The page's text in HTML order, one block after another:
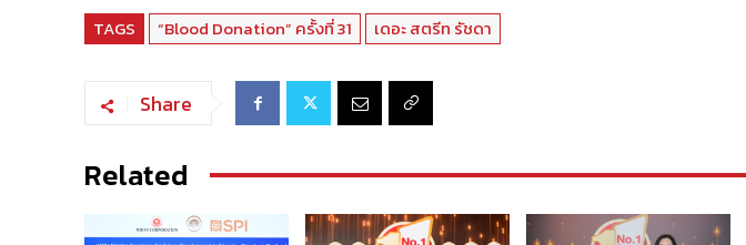
TAGS “Blood Donation” ครั้งที่ 31 เดอะ สตรีท รัชดา
Share
Related